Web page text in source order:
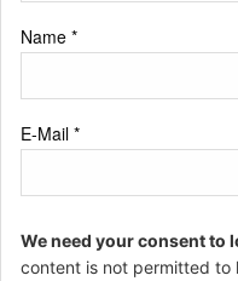
Name *
E-Mail *
We need your consent to
content is not permitted to